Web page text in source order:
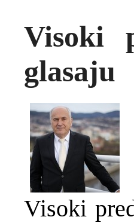
Visoki
glasaju
Visoki